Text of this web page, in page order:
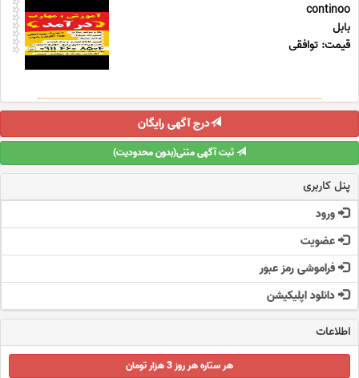
continoo
بابل
قیمت: توافقی
درج آگهی رایگان
ثبت آگهی متنی(بدون محدودیت)
پنل کاربری
ورود
عضویت
فراموشی رمز عبور
دانلود اپلیکیشن
اطلاعات
هر ستاره هر روز 3 هزار تومان